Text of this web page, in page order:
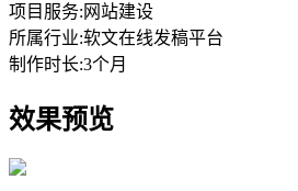
项目服务: 网站建设
所属行业:软文在线发稿平台
制作时长:3个月
效果预览